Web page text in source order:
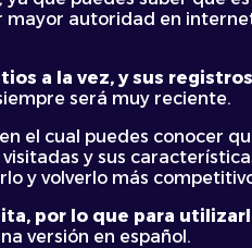
mayor autoridad en
a la vez, y sus
será muy reciente.
el cual puedes conocer
y sus
y volverlo más
por lo que para
versión en español.